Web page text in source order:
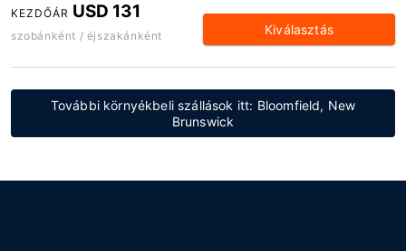
KEZDŐÁR USD 131
szobánként / éjszakánként Kiválasztás
További környékbeli szállások itt: Bloomfield, New
Brunswick